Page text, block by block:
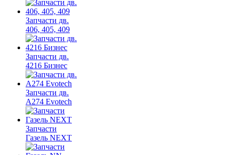
Запчасти дв.
406, 405, 409
Запчасти дв.
4216 Бизнес
Запчасти дв.
A274 Evotech
Запчасти
Газель NEXT